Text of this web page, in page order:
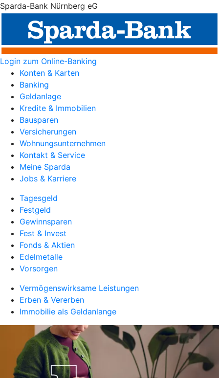
Sparda-Bank Nürnberg eG
Login zum Online-Banking
Konten & Karten
Banking
Geldanlage
Kredite & Immobilien
Bausparen
Versicherungen
Wohnungsunternehmen
Kontakt & Service
Meine Sparda
Jobs & Karriere
Tagesgeld
Festgeld
Gewinnsparen
Fest & Invest
Fonds & Aktien
Edelmetalle
Vorsorgen
Vermögenswirksame Leistungen
Erben & Vererben
Immobilie als Geldanlange